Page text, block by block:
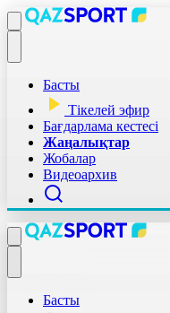
Басты
Тікелей эфир
Бағдарлама кестесі
Жаңалықтар
Жобалар
Видеоархив
Басты